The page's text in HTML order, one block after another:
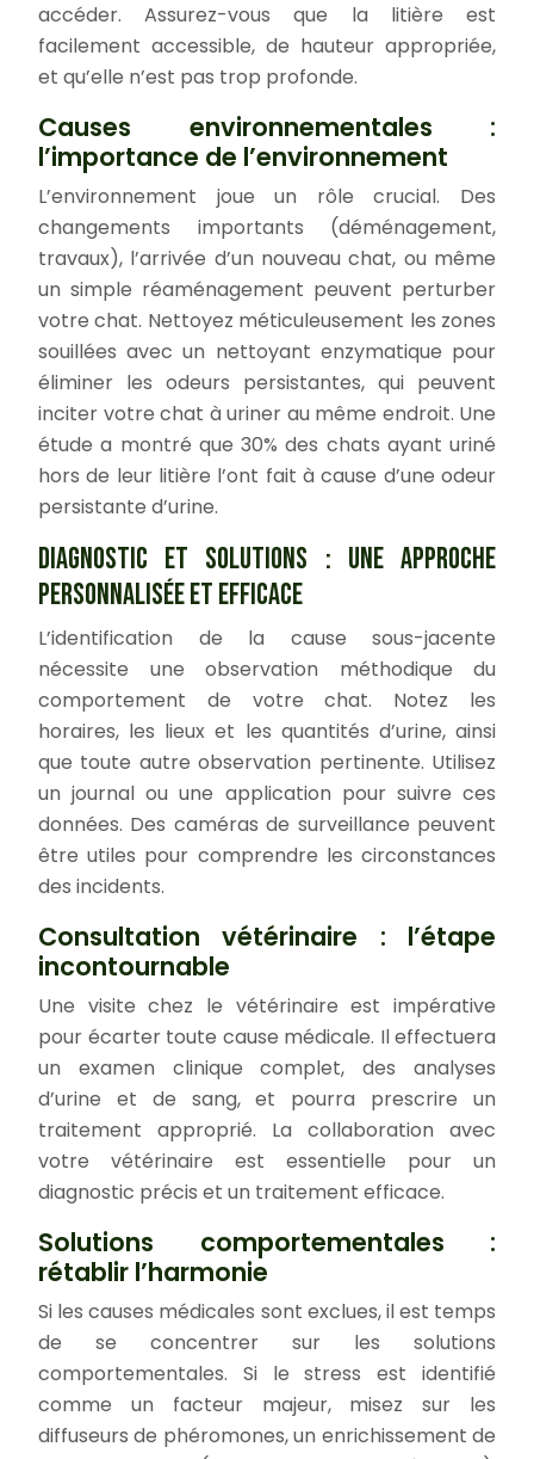
accéder. Assurez-vous que la litière est
facilement accessible, de hauteur appropriée,
et qu’elle n’est pas trop profonde.
Causes environnementales :
l’importance de l’environnement
L’environnement joue un rôle crucial. Des
changements importants (déménagement,
travaux), l’arrivée d’un nouveau chat, ou même
un simple réaménagement peuvent perturber
votre chat. Nettoyez méticuleusement les zones
souillées avec un nettoyant enzymatique pour
éliminer les odeurs persistantes, qui peuvent
inciter votre chat à uriner au même endroit. Une
étude a montré que 30% des chats ayant uriné
hors de leur litière l’ont fait à cause d’une odeur
persistante d’urine.
DIAGNOSTIC ET SOLUTIONS : UNE APPROCHE
PERSONNALISÉE ET EFFICACE
L’identification de la cause sous-jacente
nécessite une observation méthodique du
comportement de votre chat. Notez les
horaires, les lieux et les quantités d’urine, ainsi
que toute autre observation pertinente. Utilisez
un journal ou une application pour suivre ces
données. Des caméras de surveillance peuvent
être utiles pour comprendre les circonstances
des incidents.
Consultation vétérinaire : l’étape
incontournable
Une visite chez le vétérinaire est impérative
pour écarter toute cause médicale. Il effectuera
un examen clinique complet, des analyses
d’urine et de sang, et pourra prescrire un
traitement approprié. La collaboration avec
votre vétérinaire est essentielle pour un
diagnostic précis et un traitement efficace.
Solutions comportementales :
rétablir l’harmonie
Si les causes médicales sont exclues, il est temps
de se concentrer sur les solutions
comportementales. Si le stress est identifié
comme un facteur majeur, misez sur les
diffuseurs de phéromones, un enrichissement de